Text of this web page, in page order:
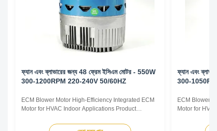
ফ্যান এবং ব্লাভারের জন্য 48 ফ্রেম ইসিএম মোটর - 550W
300-1200RPM 220-240V 50/60HZ
ECM Blower Motor High-Efficiency Integrated ECM
Motor for HVAC Indoor Applications Product
efficiency, fully integrated motor solution designed
ফ্যান এবং
300-
ECM Blower
Motor for
efficiency,